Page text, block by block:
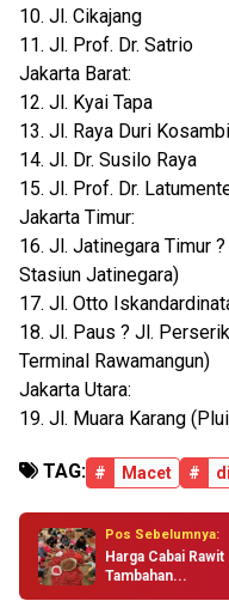
10. Jl. Cikajang
11. Jl. Prof. Dr. Satrio
Jakarta Barat:
12. Jl. Kyai Tapa
13. Jl. Raya Duri Kosambi
14. Jl. Dr. Susilo Raya
15. Jl. Prof. Dr.
Jakarta Timur:
16. Jl. Jatinegara Timur
Stasiun Jatinegara)
17. Jl. Otto
18. Jl. Paus ? Jl.
Terminal Rawamangun)
Jakarta Utara:
19. Jl. Muara Karang
TAG: # Macet #
Pos Sebelumnya:
Harga Cabai
Tambahan...